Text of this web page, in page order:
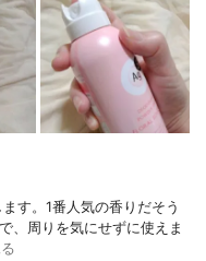
す。1番人気の香りだそう
、周りを気にせずに使えま